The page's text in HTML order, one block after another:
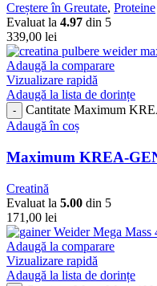
Creștere în Greutate, Proteine
Evaluat la 4.97 din 5
339,00 lei
Adaugă la comparare
Vizualizare rapidă
Adaugă la lista de dorințe
Cantitate Maximum
Adaugă în coș
Maximum KREA-
Creatină
Evaluat la 5.00 din 5
171,00 lei
Adaugă la comparare
Vizualizare rapidă
Adaugă la lista de dorințe